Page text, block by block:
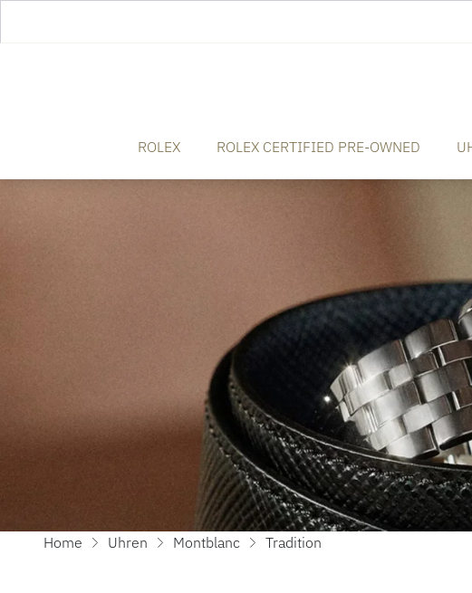
ROLEX ROLEX CERTIFIED PRE-OWNED
Home Uhren Montblanc Tradition